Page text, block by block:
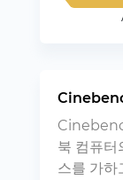
북 컴퓨터
스를 가하